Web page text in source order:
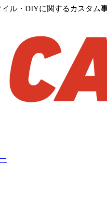
ル・DIYに関するカスタム